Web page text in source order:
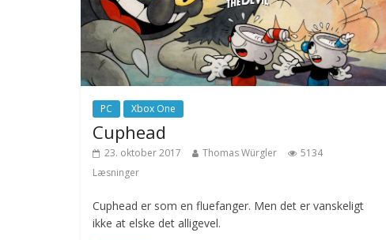
PC Xbox One
Cuphead
23. oktober 2017 Thomas Würgler
5134
Læsninger
Cuphead er som en fluefanger. Men det er vanskeligt
ikke at elske det alligevel.